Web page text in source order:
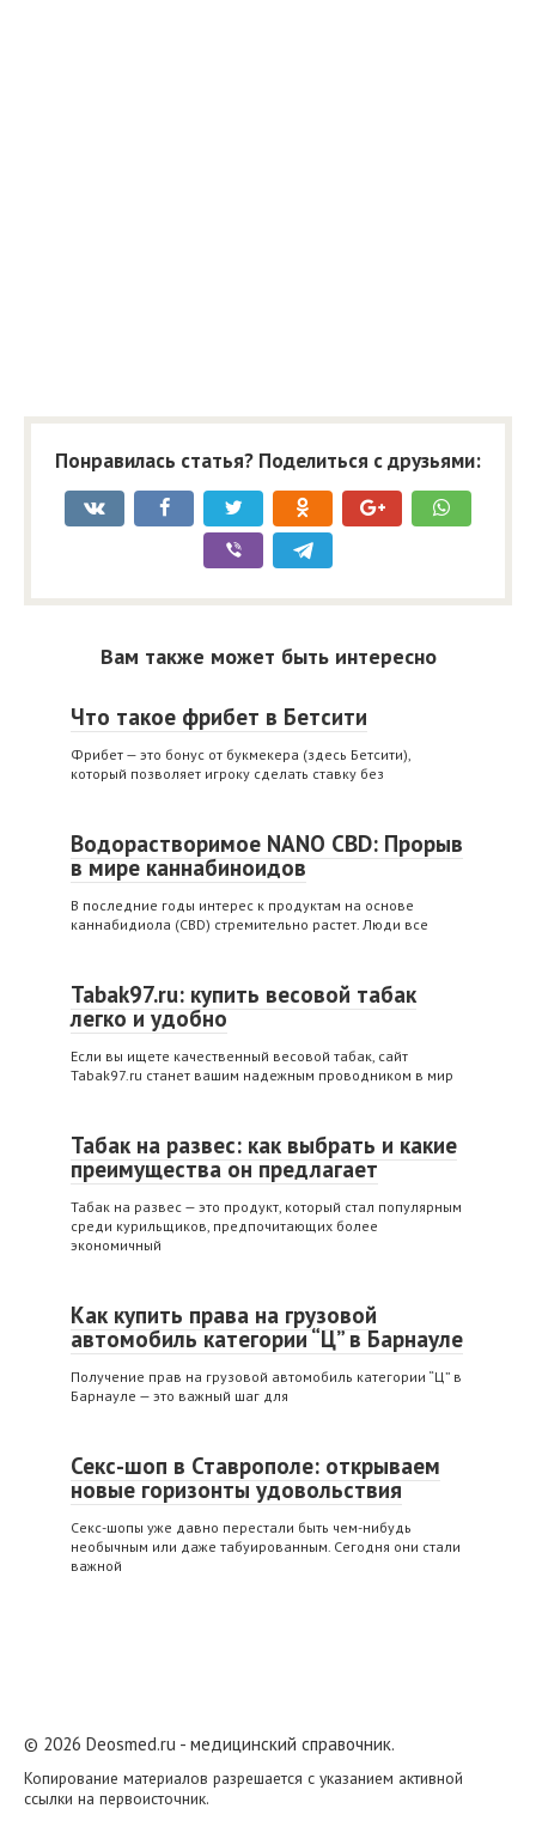
Понравилась статья? Поделиться с друзьями:
Вам также может быть интересно
Что такое фрибет в Бетсити
Фрибет — это бонус от букмекера (здесь Бетсити),
который позволяет игроку сделать ставку без
Водорастворимое NANO CBD: Прорыв
в мире каннабиноидов
В последние годы интерес к продуктам на основе
каннабидиола (CBD) стремительно растет. Люди все
Tabak97.ru: купить весовой табак
легко и удобно
Если вы ищете качественный весовой табак, сайт
Tabak97.ru станет вашим надежным проводником в мир
Табак на развес: как выбрать и какие
преимущества он предлагает
Табак на развес — это продукт, который стал популярным
среди курильщиков, предпочитающих более
экономичный
Как купить права на грузовой
автомобиль категории “Ц” в Барнауле
Получение прав на грузовой автомобиль категории “Ц” в
Барнауле — это важный шаг для
Секс-шоп в Ставрополе: открываем
новые горизонты удовольствия
Секс-шопы уже давно перестали быть чем-нибудь
необычным или даже табуированным. Сегодня они стали
важной
© 2026 Deosmed.ru - медицинский справочник.
Копирование материалов разрешается с указанием активной
ссылки на первоисточник.